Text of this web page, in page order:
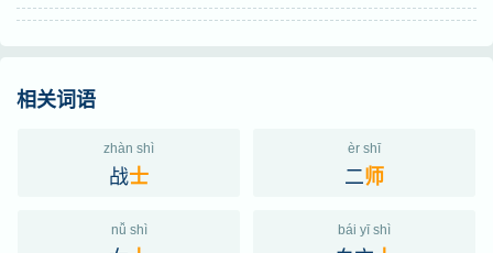
相关词语
zhàn shì
战士
èr shī
二师
nǚ shì bái yī shì